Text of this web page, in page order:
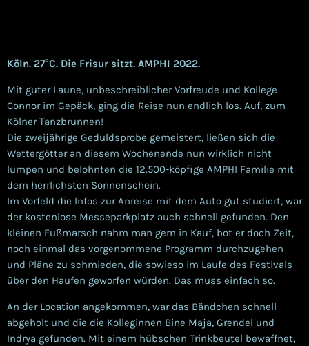
Köln. 27°C. Die Frisur sitzt. AMPHI 2022.
Mit guter Laune, unbeschreiblicher Vorfreude und Kollege
Connor im Gepäck, ging die Reise nun endlich los. Auf, zum
Kölner Tanzbrunnen!
Die zweijährige Geduldsprobe gemeistert, ließen sich die
Wettergötter an diesem Wochenende nun wirklich nicht
lumpen und belohnten die 12.500-köpfige AMPHI Familie mit
dem herrlichsten Sonnenschein.
Im Vorfeld die Infos zur Anreise mit dem Auto gut studiert, war
der kostenlose Messeparkplatz auch schnell gefunden. Den
kleinen Fußmarsch nahm man gern in Kauf, bot er doch Zeit,
noch einmal das vorgenommene Programm durchzugehen
und Pläne zu schmieden, die sowieso im Laufe des Festivals
über den Haufen geworfen würden. Das muss einfach so.
An der Location angekommen, war das Bändchen schnell
abgeholt und die die Kolleginnen Bine Maja, Grendel und
Indrya gefunden. Mit einem hübschen Trinkbeutel bewaffnet,